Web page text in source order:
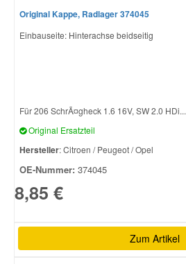
Original Kappe, Radlager 374045
Einbauseite: Hinterachse beidseitig
Für 206 SchrÃ¤gheck 1.6 16V, SW 2.0 HDi...
Original Ersatzteil
Hersteller: Citroen / Peugeot / Opel
OE-Nummer: 374045
8,85 €
Zum Artikel